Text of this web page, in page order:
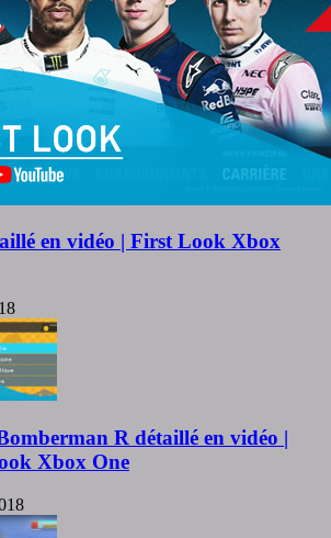
en vidéo | First Look Xbox
R détaillé en vidéo |
Xbox One